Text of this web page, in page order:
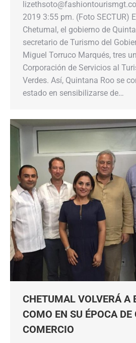
2019 3:55 pm. (Foto SECTUR)
Chetumal, el gobierno de
secretario de Turismo del
Miguel Torruco Marqués, tres
Corporación de Servicios al
Verdes. Así, Quintana Roo se
estado en sensibilizarse de…
CHETUMAL VOLVERÁ A
COMO EN SU ÉPOCA DE
COMERCIO